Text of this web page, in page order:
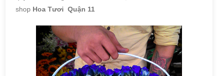
shop Hoa Tươi Quận 11